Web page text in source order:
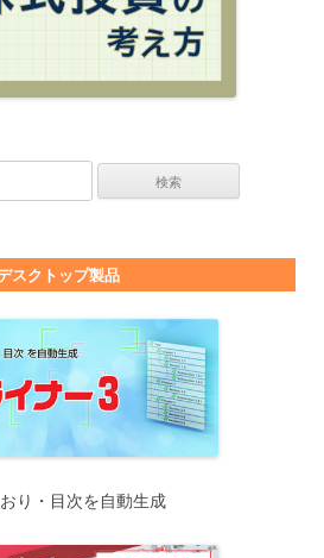
スクトップ製品
り・目次を自動生成